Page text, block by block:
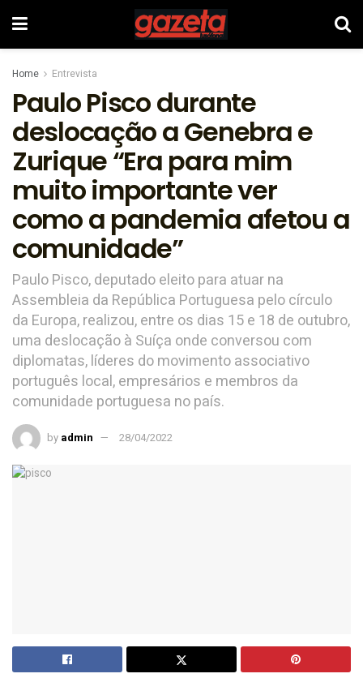
Home Entrevista
Paulo Pisco durante
deslocação a Genebra e
Zurique “Era para mim
muito importante ver
como a pandemia afetou a
comunidade”
Paulo Pisco, deputado eleito para atuar na
Assembleia da República Portuguesa pelo círculo
da Europa, realizou, entre os dias 15 e 18 de outubro,
uma deslocação à Suíça onde conversou com
diplomatas, líderes do movimento associativo
português local, empresários e membros da
comunidade portuguesa no país.
by admin 28/04/2022